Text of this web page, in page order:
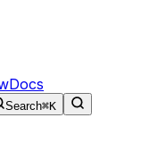
Docs
Search⌘K